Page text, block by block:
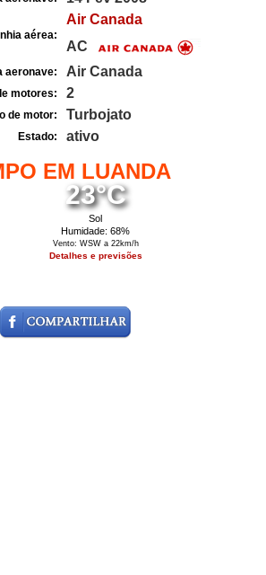
aérea:
Air Canada
AC
aeronave: Air Canada
motores: 2
de motor: Turbojato
Estado: ativo
EM LUANDA
23°C
Sol
Humidade: 68%
Vento: WSW a 22km/h
Detalhes e previsões